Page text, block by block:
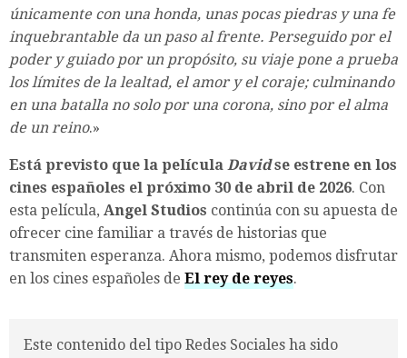
únicamente con una honda, unas pocas piedras y una fe
inquebrantable da un paso al frente. Perseguido por el
poder y guiado por un propósito, su viaje pone a prueba
los límites de la lealtad, el amor y el coraje; culminando
en una batalla no solo por una corona, sino por el alma
de un reino.»
Está previsto que la película Davidse estrene en los
cines españoles el próximo 30 de abril de 2026. Con
esta película, Angel Studios continúa con su apuesta de
ofrecer cine familiar a través de historias que
transmiten esperanza. Ahora mismo, podemos disfrutar
en los cines españoles de El rey de reyes.
Este contenido del tipo Redes Sociales ha sido